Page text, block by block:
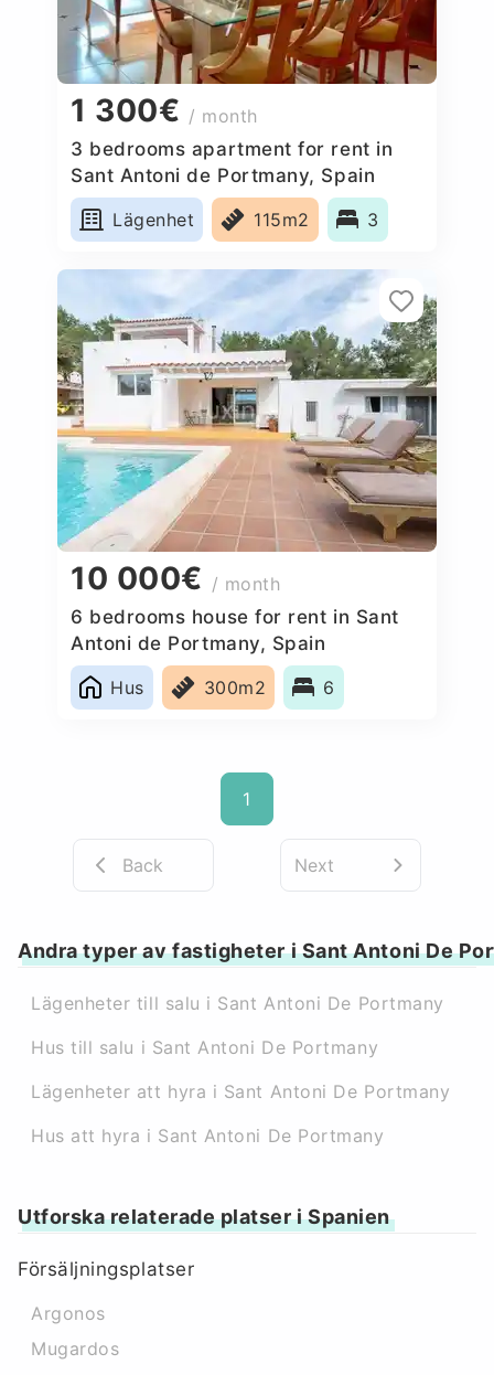
1 300€ / month
3 bedrooms apartment for rent in
Sant Antoni de Portmany, Spain
Lägenhet
115m2 3
10 000€ / month
6 bedrooms house for rent in Sant
Antoni de Portmany, Spain
Hus
300m2 6
1
Back Next
Andra typer av fastigheter i Sant Antoni De
Lägenheter till salu i Sant Antoni De Portmany
Hus till salu i Sant Antoni De Portmany
Lägenheter att hyra i Sant Antoni De Portmany
Hus att hyra i Sant Antoni De Portmany
Utforska relaterade platser i Spanien
Försäljningsplatser
Argonos
Mugardos